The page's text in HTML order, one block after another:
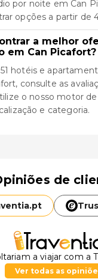
por noite em Can
opções a partir de
a melhor
em Can Picafort?
hotéis e
consulte as
o nosso motor de
e categoria.
de
pt
a viajar com a
Ver todas as